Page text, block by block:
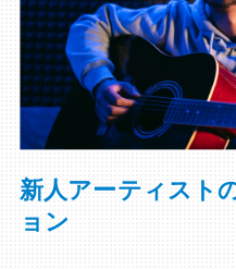
新人アーティスト
ョン